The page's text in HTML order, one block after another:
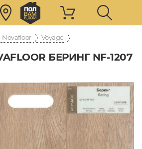
Novafloor Voyage
БЕРИНГ NF-1207